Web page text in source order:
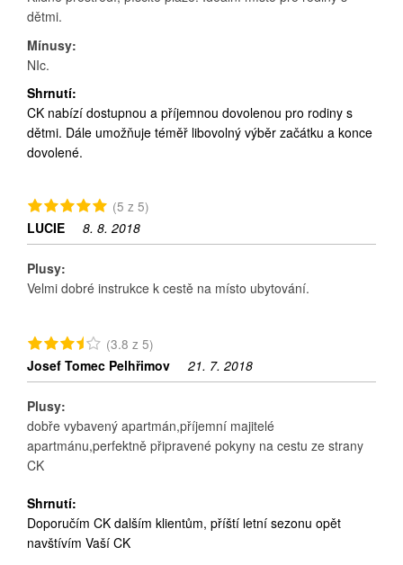
dětmi.
Mínusy:
NIc.
Shrnutí:
CK nabízí dostupnou a příjemnou dovolenou pro rodiny s
dětmi. Dále umožňuje téměř libovolný výběr začátku a konce
dovolené.
(5 z 5)
LUCIE
8. 8. 2018
Plusy:
Velmi dobré instrukce k cestě na místo ubytování.
(3.8 z 5)
Josef Tomec Pelhřimov
21. 7. 2018
Plusy:
dobře vybavený apartmán,příjemní majitelé
apartmánu,perfektně připravené pokyny na cestu ze strany
CK
Shrnutí:
Doporučím CK dalším klientům, příští letní sezonu opět
navštívím Vaší CK